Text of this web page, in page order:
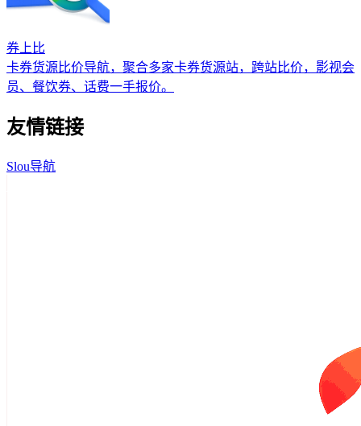
券上比
卡券货源比价导航，聚合多家卡券货源站，跨站比价，影视会
员、餐饮券、话费一手报价。
友情链接
Slou导航